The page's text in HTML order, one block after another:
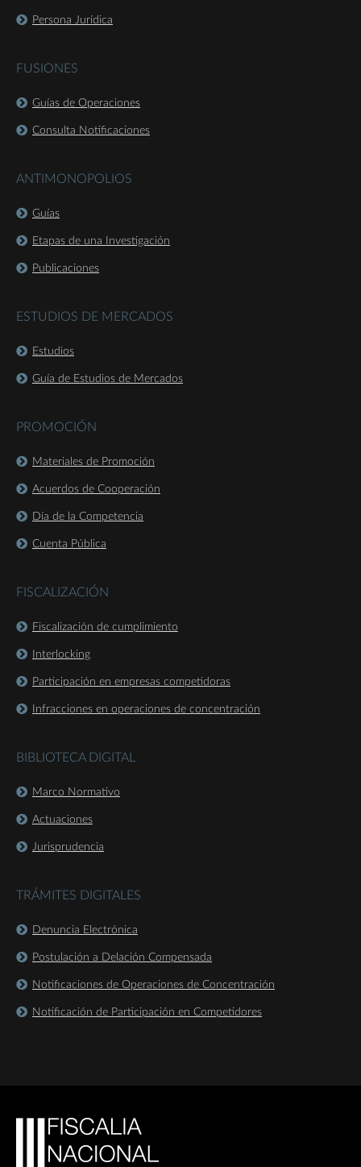
Persona Jurídica
FUSIONES
Guías de Operaciones
Consulta Notificaciones
ANTIMONOPOLIOS
Guías
Etapas de una Investigación
Publicaciones
ESTUDIOS DE MERCADOS
Estudios
Guía de Estudios de Mercados
PROMOCIÓN
Materiales de Promoción
Acuerdos de Cooperación
Día de la Competencia
Cuenta Pública
FISCALIZACIÓN
Fiscalización de cumplimiento
Interlocking
Participación en empresas competidoras
Infracciones en operaciones de concentración
BIBLIOTECA DIGITAL
Marco Normativo
Actuaciones
Jurisprudencia
TRÁMITES DIGITALES
Denuncia Electrónica
Postulación a Delación Compensada
Notificaciones de Operaciones de Concentración
Notificación de Participación en Competidores